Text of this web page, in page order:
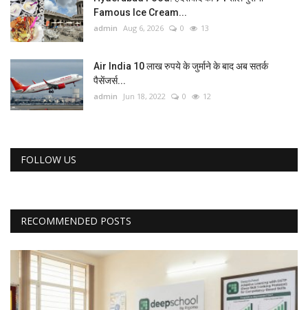
Famous Ice Cream...
admin Aug 6, 2026 0 13
Air India 10 लाख रुपये के जुर्माने के बाद अब सतर्क
पैसेंजर्स...
admin Jun 18, 2022 0 12
FOLLOW US
RECOMMENDED POSTS